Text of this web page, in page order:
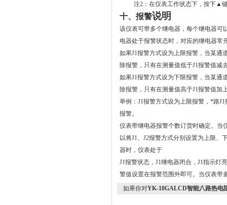
注2：在仪表工作状态下，按下▲
十、报警说明
该仪表可带多个继电器，每个继电器可
电器处于报警状态时，对应的继电器常
如果J1报警方式设为上限报警，当某通
除报警，只有在测量值低于J1报警值减
如果J1报警方式设为下限报警，当某通
除报警，只有在测量值高于J1报警值加
举例： J1报警方式设为上限报警，*路J1
报警。
仪表带继电器报警个数订货时确定。当
以将J1、 J2报警方式分别设置为上限、
器时，仪表处于
J1报警状态， J1继电器闭合， J1指示灯
警值设置在报警范围外即可。当仪表带
如果你对YK-18GALCD智能八路热电